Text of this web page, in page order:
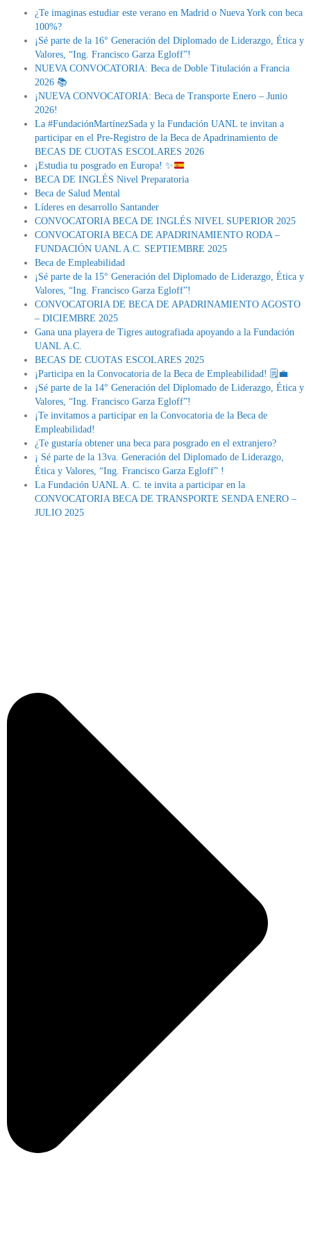
¿Te imaginas estudiar este verano en Madrid o Nueva York con beca
100%?
¡Sé parte de la 16° Generación del Diplomado de Liderazgo, Ética y
Valores, “Ing. Francisco Garza Egloff”!
NUEVA CONVOCATORIA: Beca de Doble Titulación a Francia
2026 📚
¡NUEVA CONVOCATORIA: Beca de Transporte Enero – Junio
2026!
La #FundaciónMartínezSada y la Fundación UANL te invitan a
participar en el Pre-Registro de la Beca de Apadrinamiento de
BECAS DE CUOTAS ESCOLARES 2026
¡Estudia tu posgrado en Europa! ✨
BECA DE INGLÉS Nivel Preparatoria
Beca de Salud Mental
Líderes en desarrollo Santander
CONVOCATORIA BECA DE INGLÉS NIVEL SUPERIOR 2025
CONVOCATORIA BECA DE APADRINAMIENTO RODA –
FUNDACIÓN UANL A.C. SEPTIEMBRE 2025
Beca de Empleabilidad
¡Sé parte de la 15° Generación del Diplomado de Liderazgo, Ética y
Valores, “Ing. Francisco Garza Egloff”!
CONVOCATORIA DE BECA DE APADRINAMIENTO AGOSTO
– DICIEMBRE 2025
Gana una playera de Tigres autografiada apoyando a la Fundación
UANL A.C.
BECAS DE CUOTAS ESCOLARES 2025
¡Participa en la Convocatoria de la Beca de Empleabilidad! 🗒💼
¡Sé parte de la 14° Generación del Diplomado de Liderazgo, Ética y
Valores, “Ing. Francisco Garza Egloff”!
¡Te invitamos a participar en la Convocatoria de la Beca de
Empleabilidad!
¿Te gustaría obtener una beca para posgrado en el extranjero?
¡ Sé parte de la 13va. Generación del Diplomado de Liderazgo,
Ética y Valores, “Ing. Francisco Garza Egloff” !
La Fundación UANL A. C. te invita a participar en la
CONVOCATORIA BECA DE TRANSPORTE SENDA ENERO –
JULIO 2025